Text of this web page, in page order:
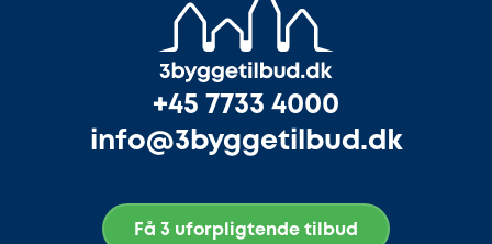
+45 7733 4000
info@3byggetilbud.dk
Få 3 uforpligtende tilbud